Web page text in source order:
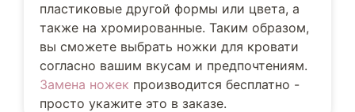
пластиковые другой формы или цвета, а
также на хромированные. Таким образом,
вы сможете выбрать ножки для кровати
согласно вашим вкусам и предпочтениям.
Замена ножек производится бесплатно -
просто укажите это в заказе.